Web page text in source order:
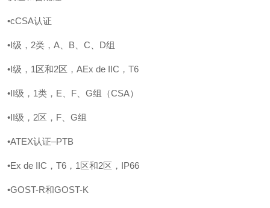
•cCSA认证
•I级，2类，A、B、C、D组
•I级，1区和2区，AEx de IIC，T6
•II级，1类，E、F、G组（CSA）
•II级，2区，F、G组
•ATEX认证–PTB
•Ex de IIC，T6，1区和2区，IP66
•GOST-R和GOST-K